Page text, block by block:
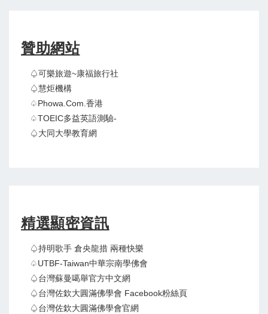
贊助網站
♤可樂旅遊~康福旅行社
♤慧炬機構
♤Phowa.com.香港
♤TOEIC多益英語測驗-
♤大同大學教育網
精選顯密資訊
♤持明歌手 倉央龍措 兩種快樂
♤UTBF-Taiwan中華宗南學佛會
♤台灣蘇曼噶舉官方中文網
♤台灣佐欽大圓滿佛學會 Facebook粉絲頁
♤台灣佐欽大圓滿佛學會官網